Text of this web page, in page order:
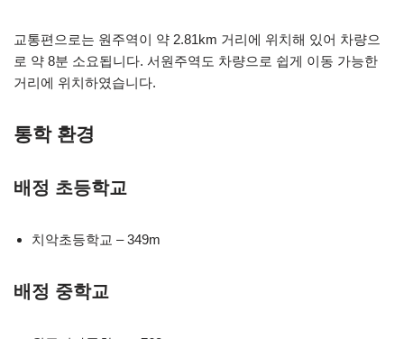
교통편으로는 원주역이 약 2.81km 거리에 위치해 있어 차량으
로 약 8분 소요됩니다. 서원주역도 차량으로 쉽게 이동 가능한
거리에 위치하였습니다.
통학 환경
배정 초등학교
치악초등학교 – 349m
배정 중학교